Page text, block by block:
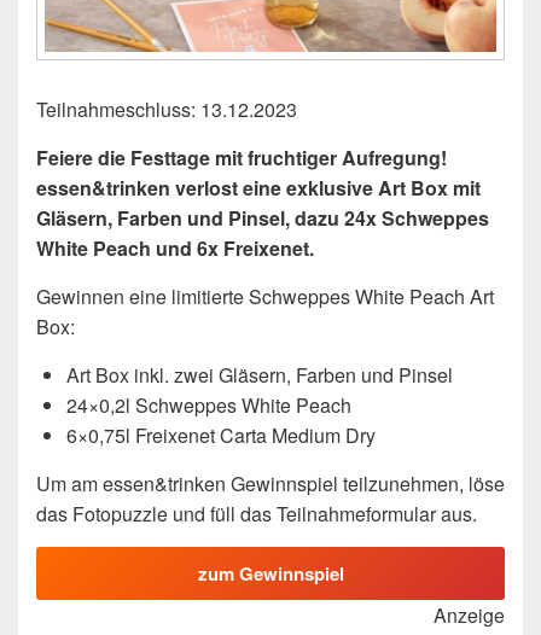
Teilnahmeschluss: 13.12.2023
Feiere die Festtage mit fruchtiger Aufregung!
essen&trinken verlost eine exklusive Art Box mit
Gläsern, Farben und Pinsel, dazu 24x Schweppes
White Peach und 6x Freixenet.
Gewinnen eine limitierte Schweppes White Peach Art
Box:
Art Box inkl. zwei Gläsern, Farben und Pinsel
24×0,2l Schweppes White Peach
6×0,75l Freixenet Carta Medium Dry
Um am essen&trinken Gewinnspiel teilzunehmen, löse
das Fotopuzzle und füll das Teilnahmeformular aus.
zum Gewinnspiel
Anzeige